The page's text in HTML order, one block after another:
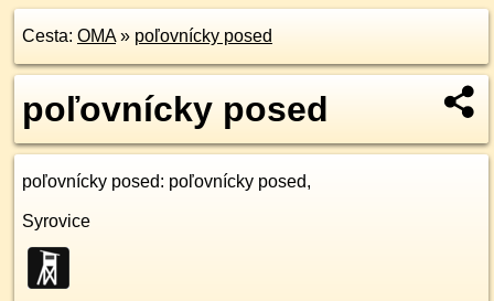
Cesta: OMA» poľovnícky posed
poľovnícky posed
poľovnícky posed: poľovnícky posed,
Syrovice